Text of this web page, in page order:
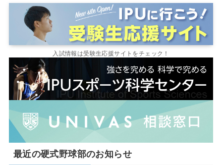
入試情報は受験生応援サイトをチェック！
最近の硬式野球部のお知らせ